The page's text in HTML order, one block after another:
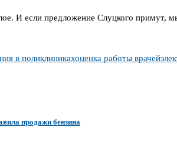
И если предложение Слуцкого примут,
в поликлиникахоценка работы врачей
продажи бензина